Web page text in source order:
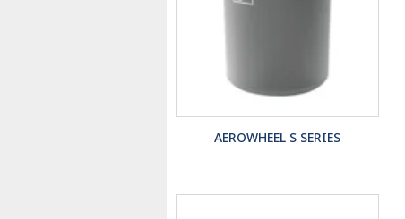
AEROWHEEL S SERIES